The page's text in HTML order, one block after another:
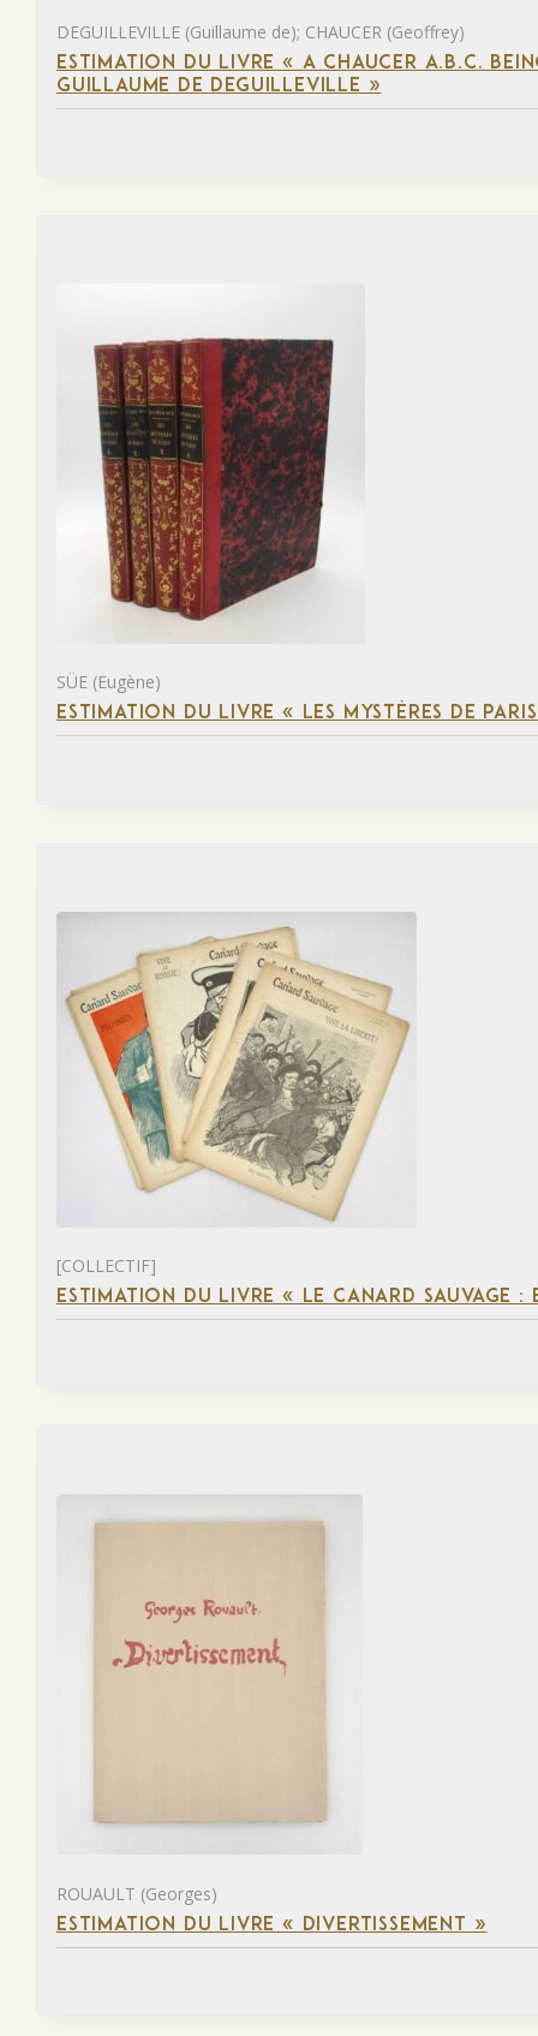
DEGUILLEVILLE (Guillaume de); CHAUCER (Geoffrey)
ESTIMATION DU LIVRE « A CHAUCER A.B.C.
GUILLAUME DE DEGUILLEVILLE »
SÜE (Eugène)
ESTIMATION DU LIVRE « LES MYSTÈRES DE
[COLLECTIF]
ESTIMATION DU LIVRE « LE CANARD SAUVAGE :
ROUAULT (Georges)
ESTIMATION DU LIVRE « DIVERTISSEMENT »